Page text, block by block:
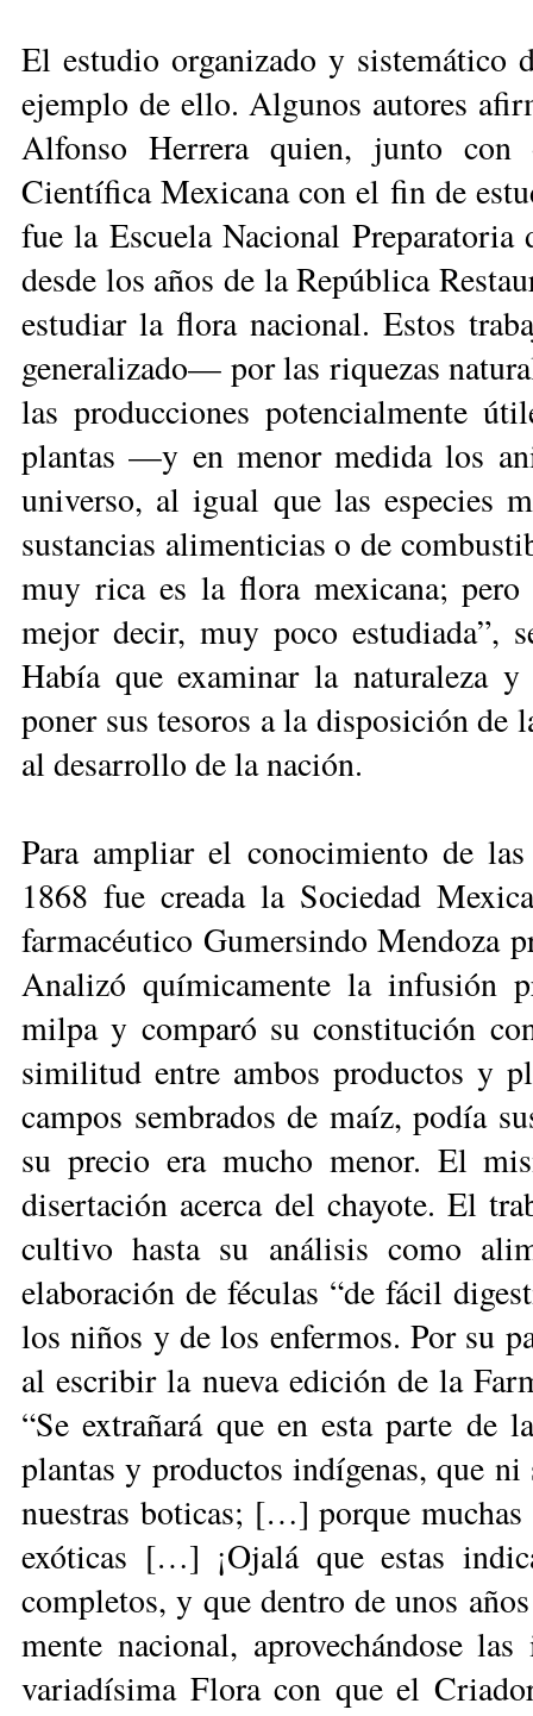
El estudio organizado y sistemático
ejemplo de ello. Algunos autores
Alfonso Herrera quien, junto
Científica Mexicana con el fin de
fue la Escuela Nacional
desde los años de la República
estudiar la flora nacional. Estos
generalizado— por las riquezas
las produc­cio­nes potencialmente
plantas —y en menor medida los
universo, al igual que las especies
sustancias alimenticias o de
muy rica es la flora mexicana; pero
mejor decir, muy poco estudiada”,
Había que exami­nar la naturaleza
poner sus tesoros a la disposición
al desarrollo de la nación.
Para ampliar el conocimiento de
1868 fue creada la Sociedad
farmacéutico Gumersindo Mendoza
Analizó químicamente la infusión
milpa y comparó su constitución
similitud entre ambos productos y
cam­pos sembrados de maíz, podía
su precio era mucho menor. El
disertación acerca del chayote. El
cul­tivo hasta su análisis como
elaboración de féculas “de fácil
los niños y de los enfermos. Por su
al escribir la nueva edición de la
“Se extrañará que en esta parte de
plantas y productos indígenas, que
nuestras boticas; […] porque
exóticas […] ¡Ojalá que estas
completos, y que den­tro de unos
mente nacional, aprovechándose
variadísima Flora con que el